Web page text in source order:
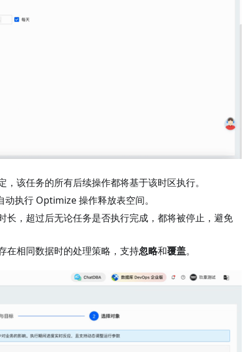
，该任务的所有后续操作都将基于该时区执行。
执行 Optimize 操作释放表空间。
长，超过后无论任务是否执行完成，都将被停止，避免
在相同数据时的处理策略，支持忽略和覆盖。